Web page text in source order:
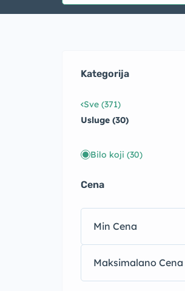
Kategorija
Sve (371)
Usluge (30)
Bilo koji (30)
Cena